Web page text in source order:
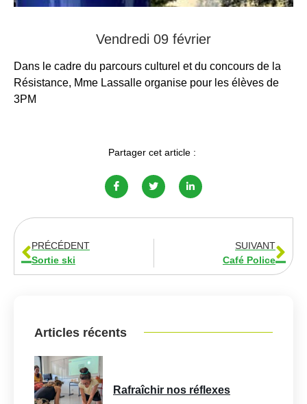
Vendredi 09 février
Dans le cadre du parcours culturel et du concours de la
Résistance, Mme Lassalle organise pour les élèves de
3PM
Partager cet article :
PRÉCÉDENT
Sortie ski
SUIVANT
Café Police
Articles récents
Rafraîchir nos réflexes